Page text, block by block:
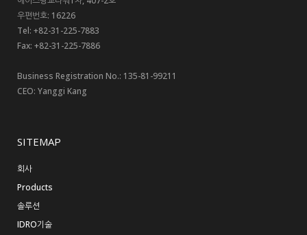
우편번호: 16226
Tel: +82-31-225-7883
Fax: +82-31-225-7886
Business Registration No.: 135-81-99211
CEO: Yanggi Kang
SITEMAP
회사
Products
솔루션
IDRO기술